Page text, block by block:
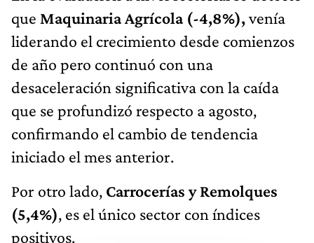
que Maquinaria Agrícola (-4,8%),venía
liderando el crecimiento desde comienzos
de año pero continuó con una
desaceleración significativa con la caída
que se profundizó respecto a agosto,
confirmando el cambio de tendencia
iniciado el mes anterior.
Por otro lado, Carrocerías y Remolques
(5,4%), es el único sector con índices
positivos.